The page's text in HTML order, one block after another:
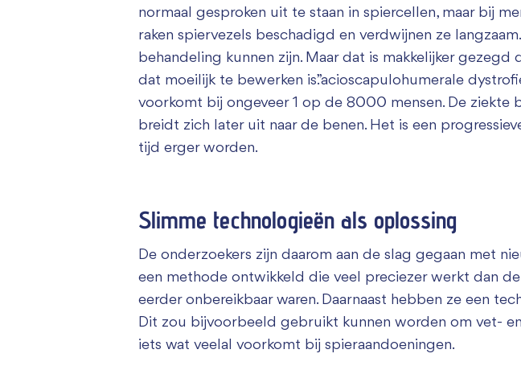
normaal gesproken uit te staan in spiercellen, maar bij
raken spiervezels beschadigd en verdwijnen ze
behandeling kunnen zijn. Maar dat is makkelijker
dat moeilijk te bewerken is.”acioscapulohumerale
voorkomt bij ongeveer 1 op de 8000 mensen. De ziekte
breidt zich later uit naar de benen. Het is een
tijd erger worden.
Slimme technologieën als oplossing
De onderzoekers zijn daarom aan de slag gegaan met
een methode ontwikkeld die veel preciezer werkt dan
eerder onbereikbaar waren. Daarnaast hebben ze een
Dit zou bijvoorbeeld gebruikt kunnen worden om vet-
iets wat veelal voorkomt bij spieraandoeningen.